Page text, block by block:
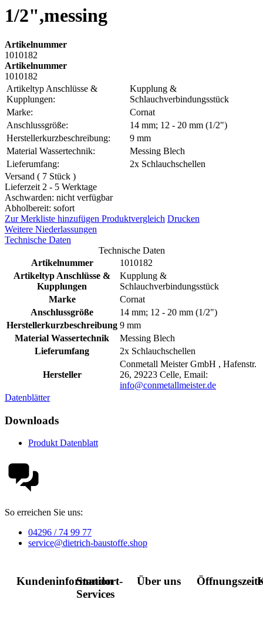
1/2",messing
Artikelnummer
1010182
Artikelnummer
1010182
Artikeltyp Anschlüsse &
Kupplungen:
Kupplung &
Schlauchverbindungsstück
Marke:
Cornat
Anschlussgröße:
14 mm; 12 - 20 mm (1/2")
Herstellerkurzbeschreibung:
9 mm
Material Wassertechnik:
Messing Blech
Lieferumfang:
2x Schlauchschellen
Versand ( 7 Stück )
Lieferzeit 2 - 5 Werktage
Aschwarden: nicht verfügbar
Abholbereit: sofort
Zur Merkliste hinzufügen Produktvergleich Drucken
Weitere Niederlassungen
Technische Daten
Technische Daten
Artikelnummer
1010182
Artikeltyp Anschlüsse &
Kupplungen
Kupplung &
Schlauchverbindungsstück
Marke
Cornat
Anschlussgröße
14 mm; 12 - 20 mm (1/2")
Herstellerkurzbeschreibung 9 mm
Material Wassertechnik
Messing Blech
Lieferumfang
2x Schlauchschellen
Hersteller
Conmetall Meister GmbH , Hafenstr.
26, 29223 Celle, Email:
info@conmetallmeister.de
Datenblätter
Downloads
Produkt Datenblatt
So erreichen Sie uns:
04296 / 74 99 77
service@dietrich-baustoffe.shop
Kundeninformation
Standort-
Services
Über uns